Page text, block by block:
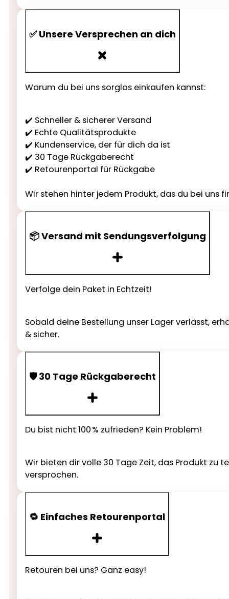
✅ Unsere Versprechen an dich
Warum du bei uns sorglos einkaufen kannst:
✔️ Schneller & sicherer Versand
✔️ Echte Qualitätsprodukte
✔️ Kundenservice, der für dich da ist
✔️ 30 Tage Rückgaberecht
✔️ Retourenportal für Rückgabe
Wir stehen hinter jedem Produkt, das du bei uns
📦 Versand mit Sendungsverfolgung
Verfolge dein Paket in Echtzeit!
Sobald deine Bestellung unser Lager verlässt,
& sicher.
🛡️ 30 Tage Rückgaberecht
Du bist nicht 100 % zufrieden? Kein Problem!
Wir bieten dir volle 30 Tage Zeit, das Produkt zu
versprochen.
🔁 Einfaches Retourenportal
Retouren bei uns? Ganz easy!